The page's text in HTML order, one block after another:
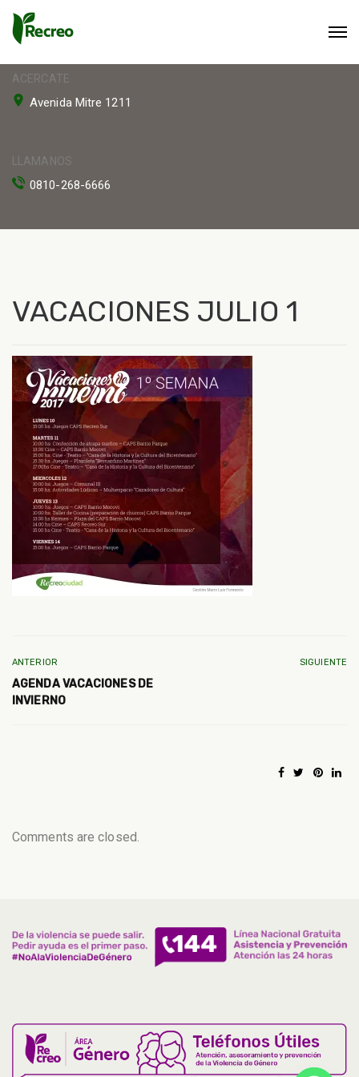
ACERCATE
Avenida Mitre 1211
LLAMANOS
0810-268-6666
VACACIONES JULIO 1
ANTERIOR
AGENDA VACACIONES DE
INVIERNO
SIGUIENTE
Comments are closed.